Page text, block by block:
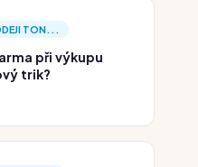
TON...
při výkupu
trik?